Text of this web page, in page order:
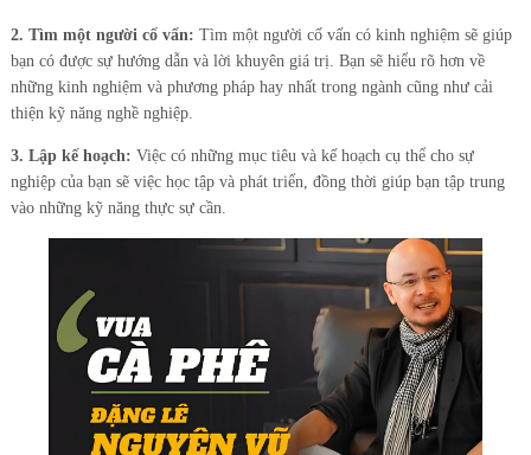
2. Tìm một người cố vấn: Tìm một người cố vấn có kinh nghiệm sẽ giúp
bạn có được sự hướng dẫn và lời khuyên giá trị. Bạn sẽ hiểu rõ hơn về
những kinh nghiệm và phương pháp hay nhất trong ngành cũng như cải
thiện kỹ năng nghề nghiệp.
3. Lập kế hoạch: Việc có những mục tiêu và kế hoạch cụ thể cho sự
nghiệp của bạn sẽ việc học tập và phát triển, đồng thời giúp bạn tập trung
vào những kỹ năng thực sự cần.